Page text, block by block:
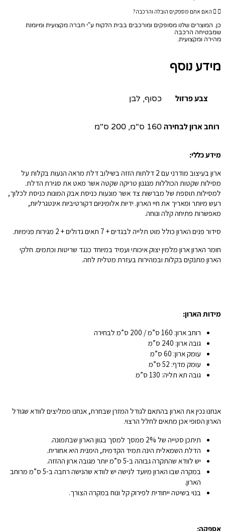
מידע כללי:
ארון בעיצוב מודרני עם 2 דלתות הזזה בשילוב דלת מראה הנעות בקלות על
מסילות שקטות הכוללות מנגנון טריקה שקטה אשר מאט את סגירת הדלת.
למסילות תוספת של מברשות צד אשר מונעות כניסת אבק המונות כניסת לכלוך,
רעש מיותר ומאריך את חיי הארון. ידיות אלומיניום דקורטיביות אינטגרליות,
מאפשרות פתיחה קלה ונוחה.
סידור פנים הארון כולל מוט תלייה לבגדים + 7 תאים גדולים + 2 מגירות פנימיות.
חומר הארון ארון מלמין יצוק איכותי ועמיד במיוחד כנגד שריטות וכתמים. חלקי
הארון מתנקים בקלות ובמהירות בעזרת מטלית לחה.
מידות הארון:
רוחב ארון: 160 ס”מ / 200 ס”מ לבחירה
גובה ארון: 240 ס”מ
עומק ארון: 60 ס”מ
עומק מדף: 52 ס”מ
גובה תא תליה: 130 ס”מ
אנחנו נכין את הארון בהתאם לגודל המזרן שבחרת, אנחנו ממליצים לוודא שגודל
הארון הסופי אכן מתאים לחלל הרצוי.
תיתכן סטייה של 2% ממסך למסך בגוון הארון שבתמונה.
הדלת השמאלית הינה תמיד הקדמית, הימנית היא אחורית.
יש לוודא שהתקרה גבוהה ב-5 ס”מ יותר מגובה ארון ההזזה.
במקרה שבו הארון מיועד לנישה יש לוודא שהנישה רחבה ב-5 ס”מ מרוחב
הארון.
בנוי בשיטה ייחודית לפירוק קל ונוח במקרה הצורך.
אספקה:
מידע נוסף
צבע פרזול כסוף, לבן
רוחב ארון לבחירה 160 ס"מ, 200 ס"מ
האם אתם מספקים הובלה והרכבה?
כן. המוצרים שלנו מסופקים ומורכבים בבית הלקוח ע"י חברה מקצועית ומיומנת
שמבטיחה הרכבה
מהירה ומקצועית.